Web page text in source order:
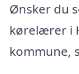
Ønsker du
kørelærer i
kommune,